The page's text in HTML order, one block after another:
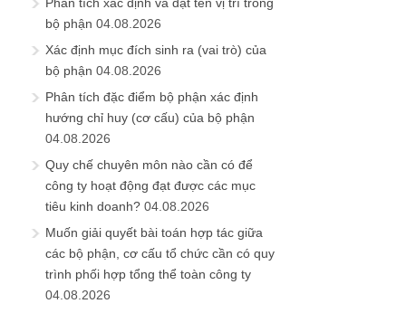
bộ phận 04.08.2026
Xác định mục đích sinh ra (vai trò) của
bộ phận 04.08.2026
Phân tích đặc điểm bộ phận xác định
hướng chỉ huy (cơ cấu) của bộ phận
04.08.2026
Quy chế chuyên môn nào cần có để
công ty hoạt động đạt được các mục
tiêu kinh doanh? 04.08.2026
Muốn giải quyết bài toán hợp tác giữa
các bộ phận, cơ cấu tổ chức cần có quy
trình phối hợp tổng thể toàn công ty
04.08.2026